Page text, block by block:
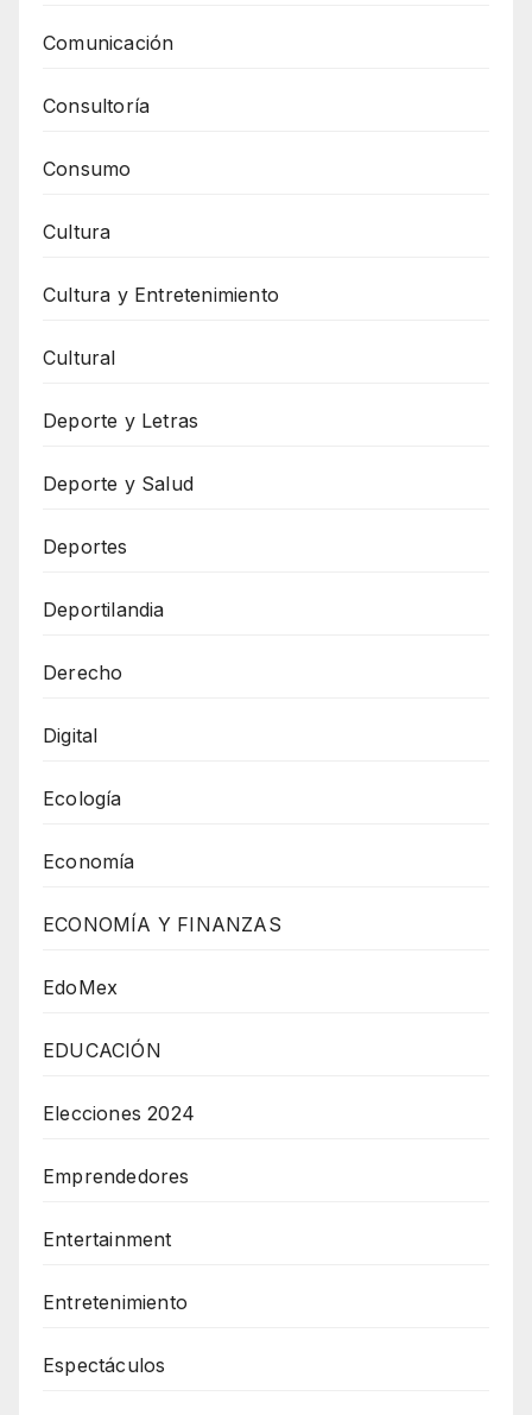
Comunicación
Consultoría
Consumo
Cultura
Cultura y Entretenimiento
Cultural
Deporte y Letras
Deporte y Salud
Deportes
Deportilandia
Derecho
Digital
Ecología
Economía
ECONOMÍA Y FINANZAS
EdoMex
EDUCACIÓN
Elecciones 2024
Emprendedores
Entertainment
Entretenimiento
Espectáculos